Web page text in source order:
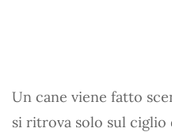
Un cane viene fatto
si ritrova solo sul ciglio